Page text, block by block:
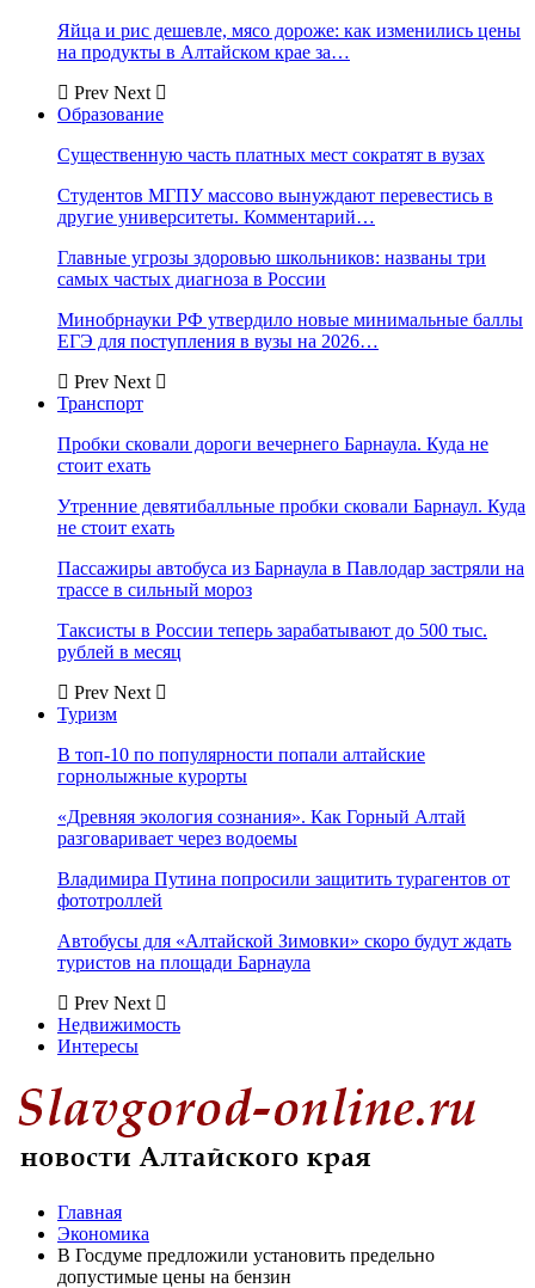
Яйца и рис дешевле, мясо дороже: как изменились цены
на продукты в Алтайском крае за…
Prev Next
Образование
Существенную часть платных мест сократят в вузах
Студентов МГПУ массово вынуждают перевестись в
другие университеты. Комментарий…
Главные угрозы здоровью школьников: названы три
самых частых диагноза в России
Минобрнауки РФ утвердило новые минимальные баллы
ЕГЭ для поступления в вузы на 2026…
Prev Next
Транспорт
Пробки сковали дороги вечернего Барнаула. Куда не
стоит ехать
Утренние девятибалльные пробки сковали Барнаул. Куда
не стоит ехать
Пассажиры автобуса из Барнаула в Павлодар застряли на
трассе в сильный мороз
Таксисты в России теперь зарабатывают до 500 тыс.
рублей в месяц
Prev Next
Туризм
В топ-10 по популярности попали алтайские
горнолыжные курорты
«Древняя экология сознания». Как Горный Алтай
разговаривает через водоемы
Владимира Путина попросили защитить турагентов от
фототроллей
Автобусы для «Алтайской Зимовки» скоро будут ждать
туристов на площади Барнаула
Prev Next
Недвижимость
Интересы
Главная
Экономика
В Госдуме предложили установить предельно
допустимые цены на бензин